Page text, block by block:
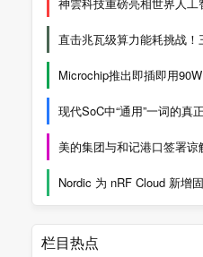
直击兆瓦级算力能耗挑战！
Microchip推出即插即用
现代SoC中“通用”一词的真正
美的集团与和记港口签署谅
Nordic 为 nRF Cloud 新增
栏目热点